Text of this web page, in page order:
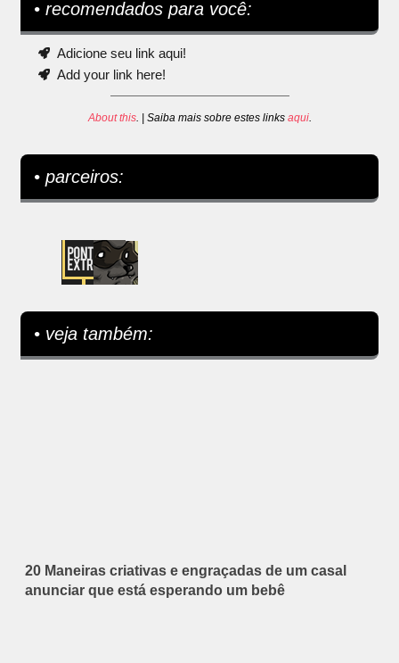
• recomendados para você:
Adicione seu link aqui!
Add your link here!
About this. | Saiba mais sobre estes links aqui.
• parceiros:
• veja também:
20 Maneiras criativas e engraçadas de um casal
anunciar que está esperando um bebê